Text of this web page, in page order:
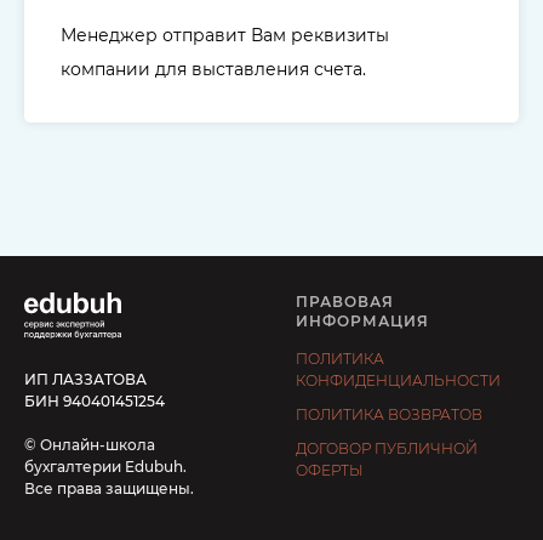
Менеджер отправит Вам реквизиты
компании для выставления счета.
ИП ЛАЗЗАТОВА
БИН 940401451254
© Онлайн-школа
бухгалтерии Edubuh.
Все права защищены.
ПРАВОВАЯ
ИНФОРМАЦИЯ
ПОЛИТИКА
КОНФИДЕНЦИАЛЬНОСТИ
ПОЛИТИКА ВОЗВРАТОВ
ДОГОВОР ПУБЛИЧНОЙ
ОФЕРТЫ